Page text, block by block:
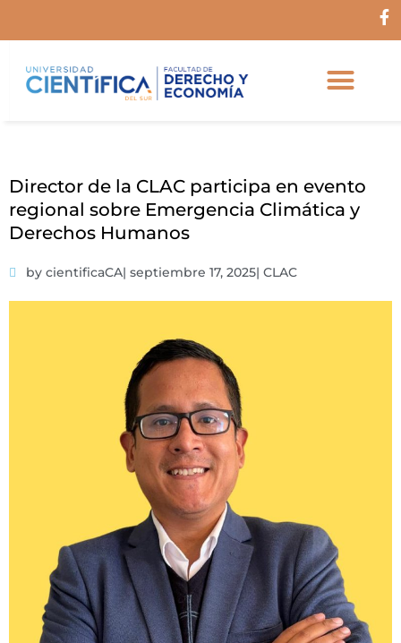
F
Director de la CLAC participa en evento
regional sobre Emergencia Climática y
Derechos Humanos
by cientificaCA| septiembre 17, 2025| CLAC